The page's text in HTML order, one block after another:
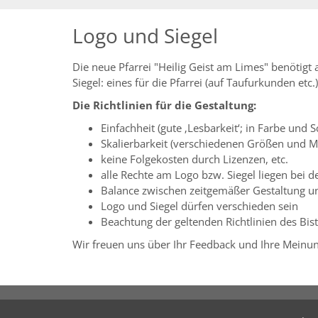
Logo und Siegel
Die neue Pfarrei "Heilig Geist am Limes" benötigt
Siegel: eines für die Pfarrei (auf Taufurkunden
Die Richtlinien für die Gestaltung:
Einfachheit (gute ‚Lesbarkeit‘; in Farbe und
Skalierbarkeit (verschiedenen Größen und
keine Folgekosten durch Lizenzen, etc.
alle Rechte am Logo bzw. Siegel liegen bei
Balance zwischen zeitgemäßer Gestaltung
Logo und Siegel dürfen verschieden sein
Beachtung der geltenden Richtlinien des
Wir freuen uns über Ihr Feedback und Ihre